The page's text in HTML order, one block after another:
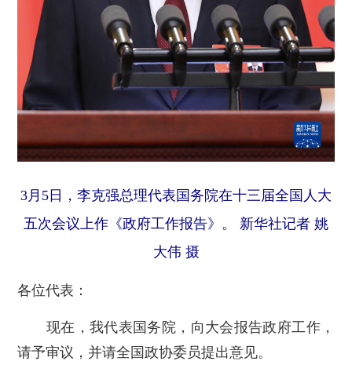
3月5日，李克强总理代表国务院在十三届全国人大
五次会议上作《政府工作报告》。 新华社记者 姚
大伟 摄
各位代表：
现在，我代表国务院，向大会报告政府工作，
请予审议，并请全国政协委员提出意见。